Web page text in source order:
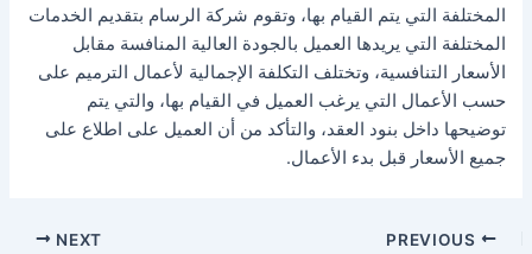
المختلفة التي يتم القيام بها، وتقوم شركة الرسام بتقديم الخدمات
المختلفة التي يريدها العميل بالجودة العالية المنافسة مقابل
الأسعار التنافسية، وتختلف التكلفة الإجمالية لأعمال الترميم على
حسب الأعمال التي يرغب العميل في القيام بها، والتي يتم
توضيحها داخل بنود العقد، والتأكد من أن العميل على اطلاع على
جميع الأسعار قبل بدء الأعمال.
Post
NEXT